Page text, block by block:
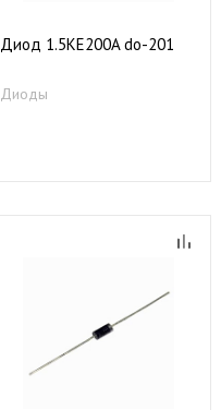
Диод 1.5KE200A do-201
Диоды